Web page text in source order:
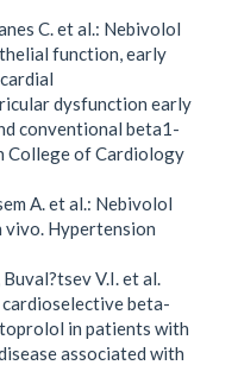
C. et al.: Nebivolol
function, early
dysfunction early
conventional beta1-
College of Cardiology
A. et al.: Nebivolol
Hypertension
V.I. et al.
beta-
in patients with
associated with